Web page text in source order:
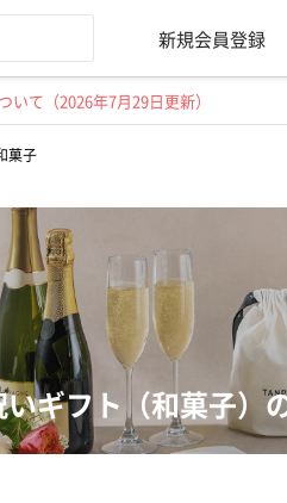
新規会員登録
て（2026年7月29日更新）
菓子
ギフト（和菓子）